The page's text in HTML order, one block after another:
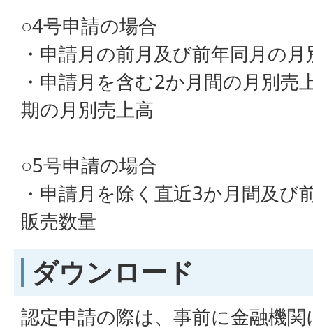
○4号申請の場合
・申請月の前月及び前年同月の
・申請月を含む2か月間の月別売
期の月別売上高
○5号申請の場合
・申請月を除く直近3か月間及び
販売数量
ダウンロード
認定申請の際は、事前に金融機